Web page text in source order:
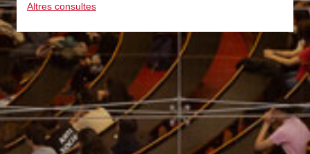
Altres consultes